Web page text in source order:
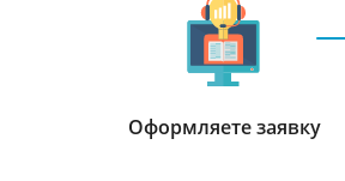
Оформляете заявку